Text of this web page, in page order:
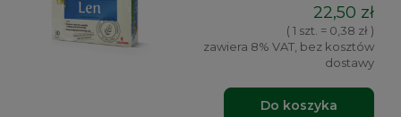
22,50 zł
( 1 szt. = 0,38 zł )
zawiera 8% VAT, bez kosztów
dostawy
Do koszyka